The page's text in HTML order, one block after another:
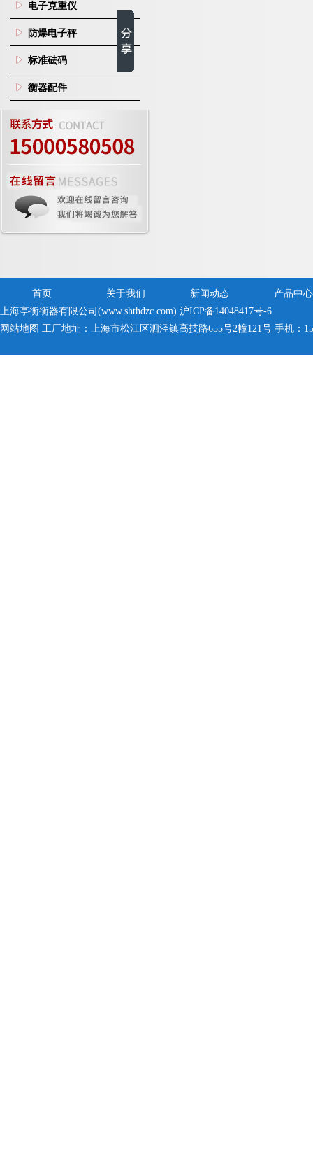
电子克重仪
防爆电子秤
标准砝码
衡器配件
首页 关于我们 新闻动态
产品中心
上海亭衡衡器有限公司(www.shthdzc.com) 沪ICP备14048417号-6
网站地图 工厂地址：上海市松江区泗泾镇高技路655号2幢121号 手机：